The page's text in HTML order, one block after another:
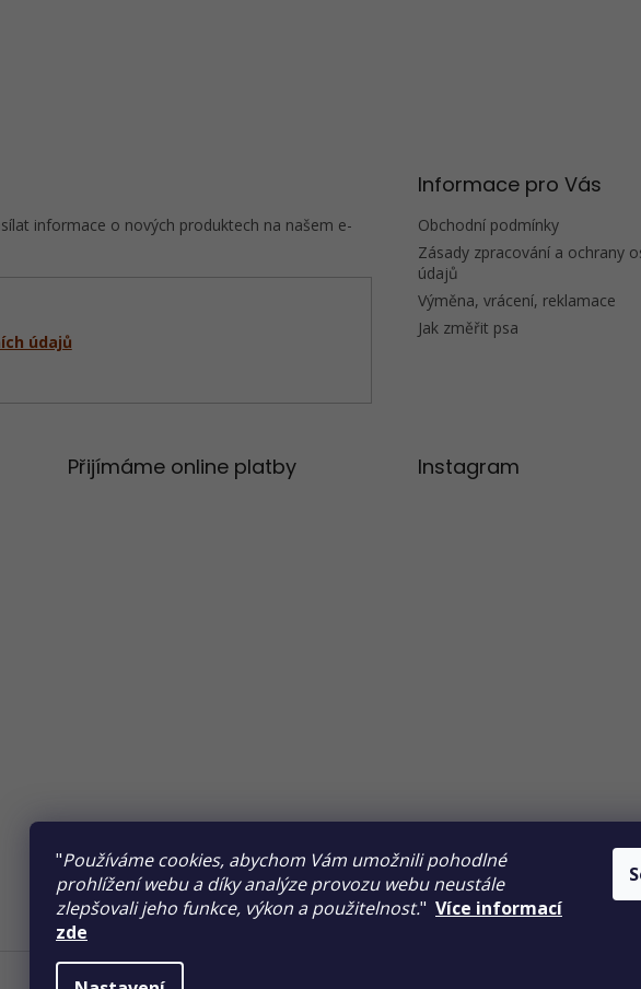
"Používáme cookies, abychom Vám umožnili pohodlné
prohlížení webu a díky analýze provozu webu neustále
zlepšovali jeho funkce, výkon a použitelnost." Více informací
zde
informace o nových produktech na našem e-
údajů
Informace pro Vás
Obchodní podmínky
Zásady zpracování a ochrany
údajů
Výměna, vrácení, reklamace
Jak změřit psa
Přijímáme online platby Instagram
Veškerý obsah tohoto webu je chráněn autorským právem.